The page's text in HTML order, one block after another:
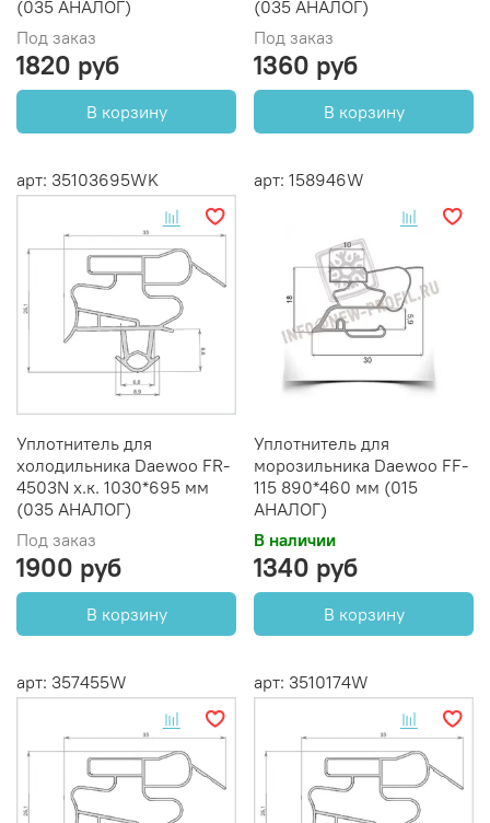
(035 АНАЛОГ)
Под заказ
1820 руб
В корзину
(035 АНАЛОГ)
Под заказ
1360 руб
В корзину
арт: 35103695WK
Уплотнитель для
холодильника Daewoo FR-
4503N х.к. 1030*695 мм
(035 АНАЛОГ)
Под заказ
1900 руб
В корзину
арт: 158946W
Уплотнитель для
морозильника Daewoo FF-
115 890*460 мм (015
АНАЛОГ)
В наличии
1340 руб
В корзину
арт: 357455W арт: 3510174W